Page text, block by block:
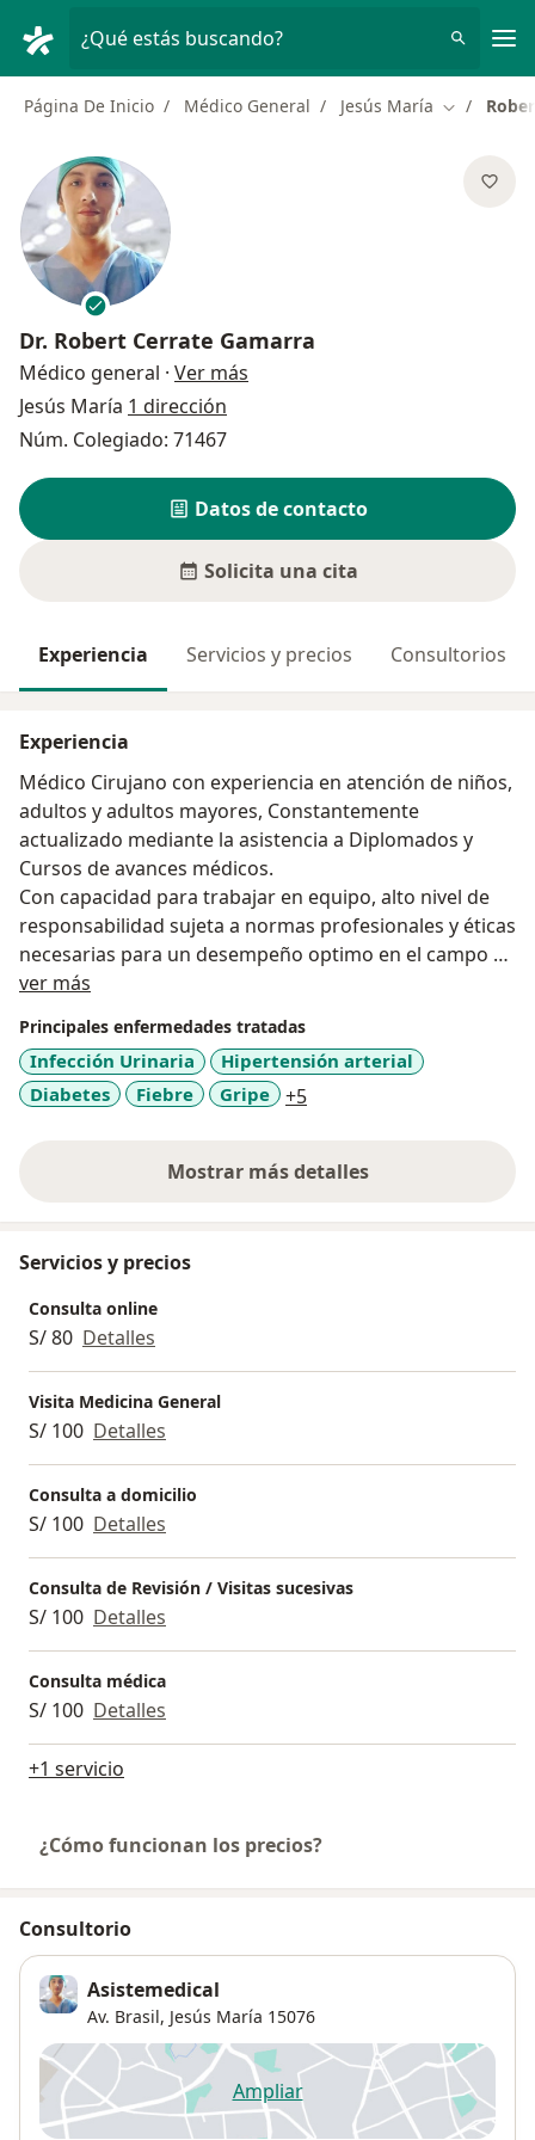
¿Qué estás buscando?
Página De Inicio Médico General Jesús María Cambiar
Dr. Robert Cerrate Gamarra
Médico general · Ver más
Jesús María 1 dirección
Núm. Colegiado: 71467
Datos de contacto
Solicita una cita
Experiencia Servicios y precios Consultorios
Experiencia
Médico Cirujano con experiencia en atención de niños,
adultos y adultos mayores, Constantemente
actualizado mediante la asistencia a Diplomados y
Cursos de avances médicos.
Con capacidad para trabajar en equipo, alto nivel de
responsabilidad sujeta a normas profesionales y éticas
necesarias para un desempeño optimo en el campo de
la salud. Con iniciativa y compromiso por brindar una
Beneficiar al paciente y nunca perjudicarle, respetando
su autonomía, de acuerdo con la teoría del
consentimiento informado, con igual respeto por el
ver más
Principales enfermedades tratadas
Infección Urinaria
Hipertensión arterial
Diabetes
Fiebre Gripe +5a11y_sr_more_diseases
Mostrar más detalles
sobre la experiencia
Servicios y precios
Consulta online
S/ 80 Detalles
Visita Medicina General
S/ 100 Detalles
Consulta a domicilio
S/ 100 Detalles
Consulta de Revisión / Visitas sucesivas
S/ 100 Detalles
Consulta médica
S/ 100 Detalles
+1 servicio
¿Cómo funcionan los precios?
Consultorio
Asistemedical
Av. Brasil, Jesús María 15076
Ampliarse abre en una nueva